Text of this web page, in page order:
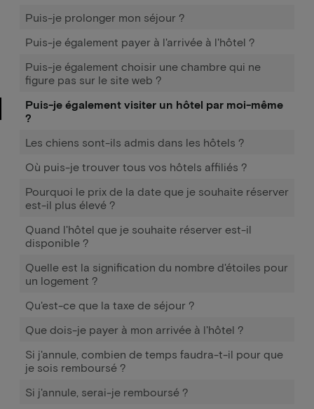
Puis-je prolonger mon séjour ?
Puis-je également payer à l'arrivée à l'hôtel ?
Puis-je également choisir une chambre qui ne
figure pas sur le site web ?
Puis-je également visiter un hôtel par moi-même
?
Les chiens sont-ils admis dans les hôtels ?
Où puis-je trouver tous vos hôtels affiliés ?
Pourquoi le prix de la date que je souhaite réserver
est-il plus élevé ?
Quand l'hôtel que je souhaite réserver est-il
disponible ?
Quelle est la signification du nombre d'étoiles pour
un logement ?
Qu'est-ce que la taxe de séjour ?
Que dois-je payer à mon arrivée à l'hôtel ?
Si j'annule, combien de temps faudra-t-il pour que
je sois remboursé ?
Si j'annule, serai-je remboursé ?